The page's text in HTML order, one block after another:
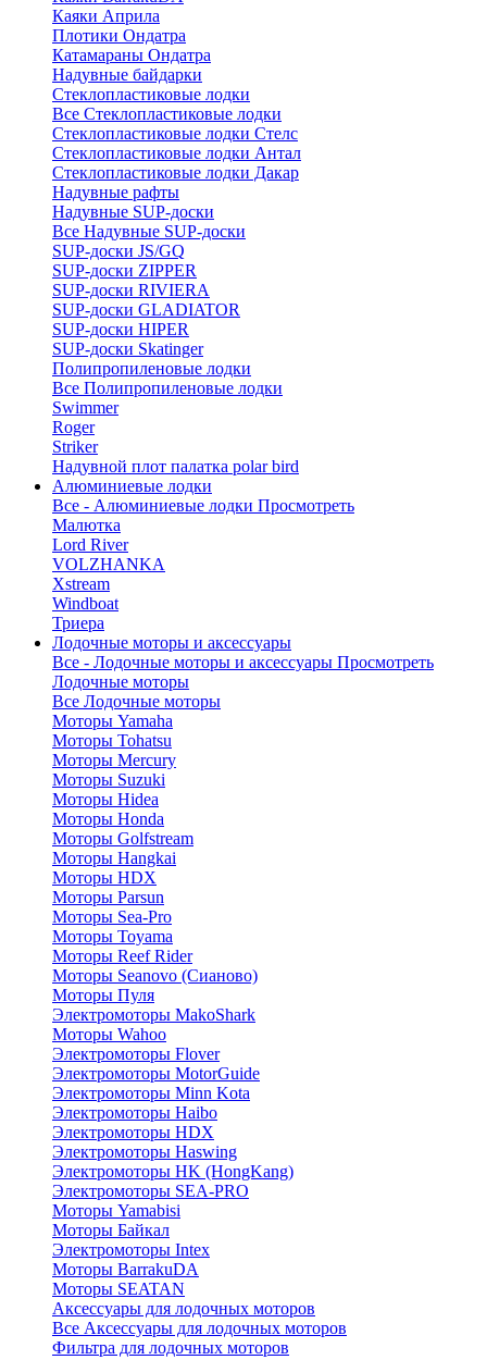
Каяки Априла
Плотики Ондатра
Катамараны Ондатра
Надувные байдарки
Стеклопластиковые лодки
Все Стеклопластиковые лодки
Стеклопластиковые лодки Стелс
Стеклопластиковые лодки Антал
Стеклопластиковые лодки Дакар
Надувные рафты
Надувные SUP-доски
Все Надувные SUP-доски
SUP-доски JS/GQ
SUP-доски ZIPPER
SUP-доски RIVIERA
SUP-доски GLADIATOR
SUP-доски HIPER
SUP-доски Skatinger
Полипропиленовые лодки
Все Полипропиленовые лодки
Swimmer
Roger
Striker
Надувной плот палатка polar bird
Алюминиевые лодки
Все - Алюминиевые лодки Просмотреть
Малютка
Lord River
VOLZHANKA
Xstream
Windboat
Триера
Лодочные моторы и аксессуары
Все - Лодочные моторы и аксессуары Просмотреть
Лодочные моторы
Все Лодочные моторы
Моторы Yamaha
Моторы Tohatsu
Моторы Mercury
Моторы Suzuki
Моторы Hidea
Моторы Honda
Моторы Golfstream
Моторы Hangkai
Моторы HDX
Моторы Parsun
Моторы Sea-Pro
Моторы Toyama
Моторы Reef Rider
Моторы Seanovo (Сианово)
Моторы Пуля
Электромоторы MakoShark
Моторы Wahoo
Электромоторы Flover
Электромоторы MotorGuide
Электромоторы Minn Kota
Электромоторы Haibo
Электромоторы HDX
Электромоторы Haswing
Электромоторы HK (HongKang)
Электромоторы SEA-PRO
Моторы Yamabisi
Моторы Байкал
Электромоторы Intex
Моторы BarrakuDA
Моторы SEATAN
Аксессуары для лодочных моторов
Все Аксессуары для лодочных моторов
Фильтра для лодочных моторов